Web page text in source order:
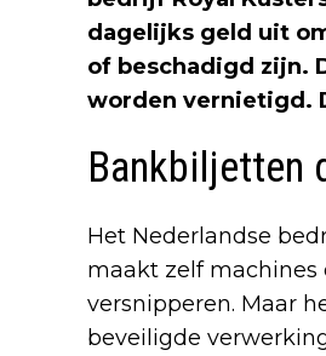
dagelijks geld uit
of beschadigd zijn.
worden vernietigd.
Bankbiljetten
Het Nederlandse
maakt zelf machines
versnipperen. Maar
beveiligde